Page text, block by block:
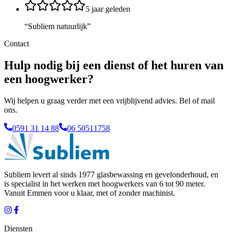
5 jaar geleden
“Subliem natuurlijk”
Contact
Hulp nodig bij een dienst of het huren van
een hoogwerker?
Wij helpen u graag verder met een vrijblijvend advies. Bel of mail
ons.
0591 31 14 88 06 50511758
Subliem levert al sinds 1977 glasbewassing en gevelonderhoud, en
is specialist in het werken met hoogwerkers van 6 tot 90 meter.
Vanuit Emmen voor u klaar, met of zonder machinist.
Diensten